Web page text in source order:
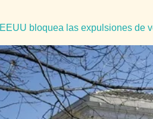
bloquea las expulsiones de